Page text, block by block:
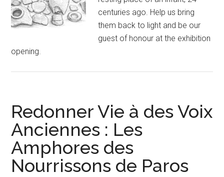
centuries ago. Help us bring
them back to light and be our
guest of honour at the exhibition
opening.
Redonner Vie à des Voix
Anciennes : Les
Amphores des
Nourrissons de Paros